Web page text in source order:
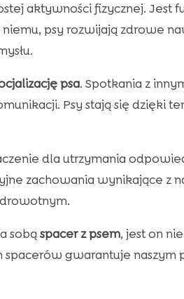
aktywności fizycznej. Jest
psy rozwijają zdrowe
psa. Spotkania z
Psy stają się dzięki
dla utrzymania
zachowania wynikające z
sobą spacer z psem, jest on
spacerów gwarantuje naszym